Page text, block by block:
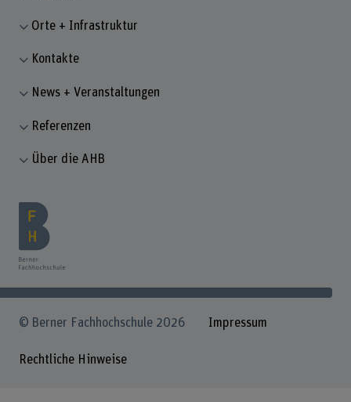
Orte + Infrastruktur
Kontakte
News + Veranstaltungen
Referenzen
Über die AHB
© Berner Fachhochschule 2026 Impressum
Rechtliche Hinweise